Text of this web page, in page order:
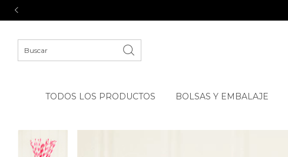
TODOS LOS PRODUCTOS BOLSAS Y EMBALAJE